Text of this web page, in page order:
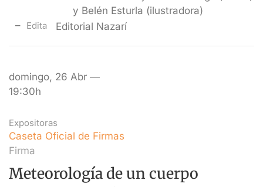
y Belén Esturla (ilustradora)
Edita Editorial Nazarí
domingo, 26 Abr —
19:30h
Expositoras
Caseta Oficial de Firmas
Firma
Meteorología de un cuerpo